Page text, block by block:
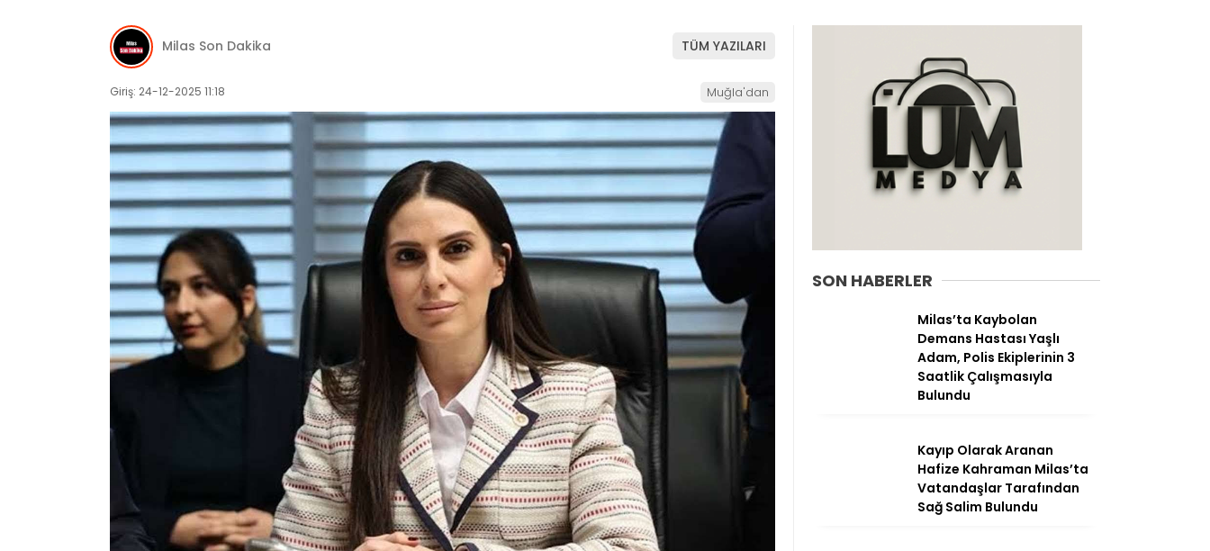
Milas Son Dakika TÜM YAZILARI
Giriş: 24-12-2025 11:18 Muğla'dan
SON HABERLER
Milas’ta Kaybolan
Demans Hastası Yaşlı
Adam, Polis Ekiplerinin 3
Saatlik Çalışmasıyla
Bulundu
Kayıp Olarak Aranan
Hafize Kahraman Milas’ta
Vatandaşlar Tarafından
Sağ Salim Bulundu